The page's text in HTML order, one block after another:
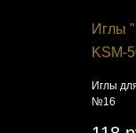
Иглы
KSM-
Иглы
№16